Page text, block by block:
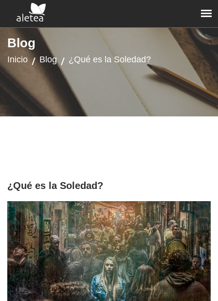
Blog
Inicio Blog ¿Qué es la Soledad?
¿Qué es la Soledad?